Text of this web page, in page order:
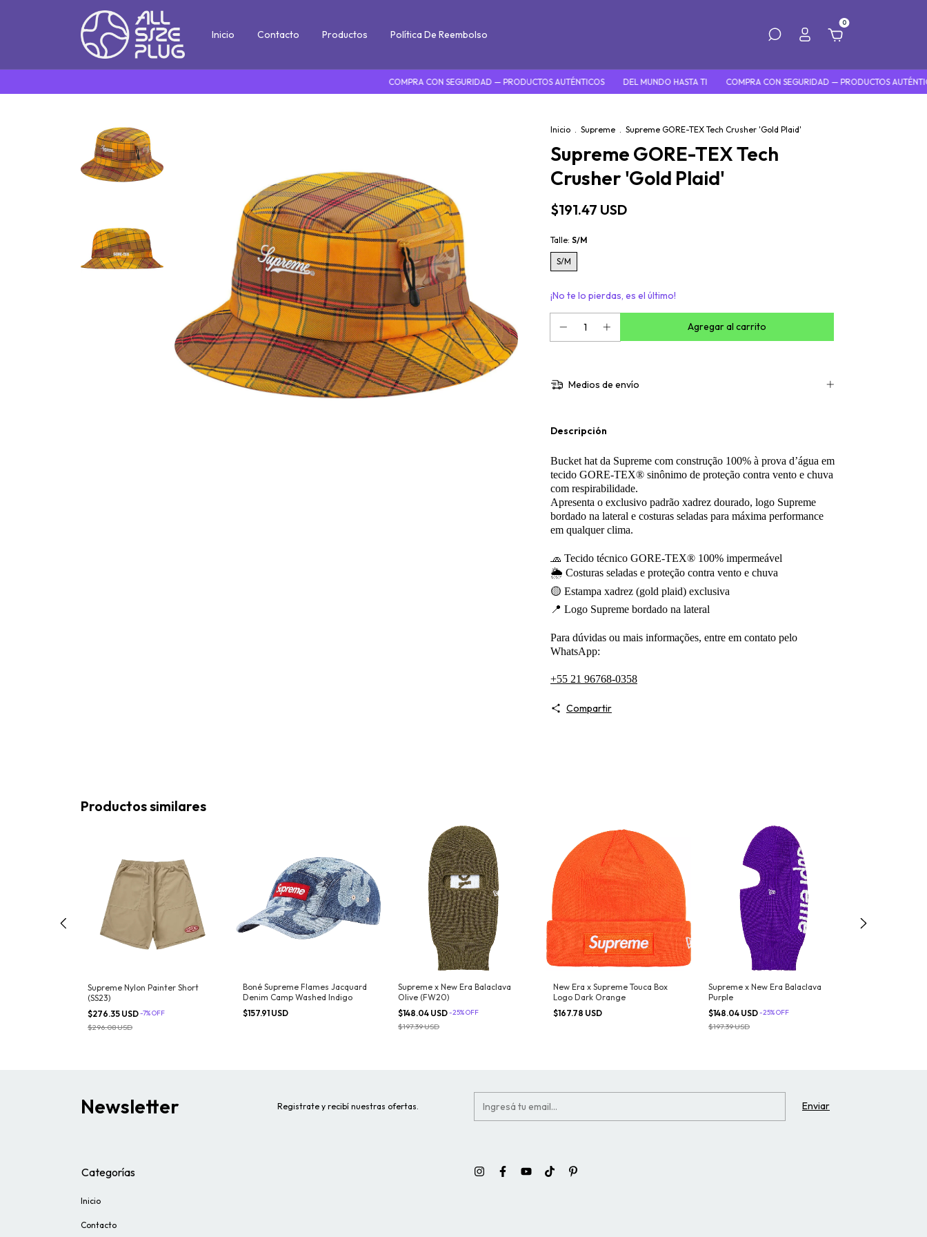
Inicio Contacto Productos Política De Reembolso
0
COMPRA CON SEGURIDAD — PRODUCTOS AUTÉNTICOS DEL MUNDO HASTA TI COMPRA CON SEGURIDAD — PRODUCTOS AUTÉNTICOS
Inicio . Supreme . Supreme GORE-TEX Tech Crusher 'Gold Plaid'
Supreme GORE-TEX Tech
Crusher 'Gold Plaid'
$191.47 USD
Talle: S/M
S/M
¡No te lo pierdas, es el último!
Medios de envío
Descripción
Bucket hat da Supreme com construção 100% à prova d’água em
tecido GORE-TEX® sinônimo de proteção contra vento e chuva
com respirabilidade.
Apresenta o exclusivo padrão xadrez dourado, logo Supreme
bordado na lateral e costuras seladas para máxima performance
em qualquer clima.
🧢 Tecido técnico GORE-TEX® 100% impermeável
🌦️ Costuras seladas e proteção contra vento e chuva
🟡 Estampa xadrez (gold plaid) exclusiva
📍 Logo Supreme bordado na lateral
Para dúvidas ou mais informações, entre em contato pelo
WhatsApp:
+55 21 96768-0358
Compartir
Productos similares
Supreme Nylon Painter Short
(SS23)
$276.35 USD-7%OFF
$296.08 USD
Boné Supreme Flames Jacquard
Denim Camp Washed Indigo
$157.91 USD
Supreme x New Era Balaclava
Olive (FW20)
$148.04 USD-25%OFF
$197.39 USD
New Era x Supreme Touca Box
Logo Dark Orange
$167.78 USD
Supreme x New Era Balaclava
Purple
$148.04 USD-25%OFF
$197.39 USD
Newsletter Registrate y recibí nuestras ofertas.
Categorías
Inicio
Contacto